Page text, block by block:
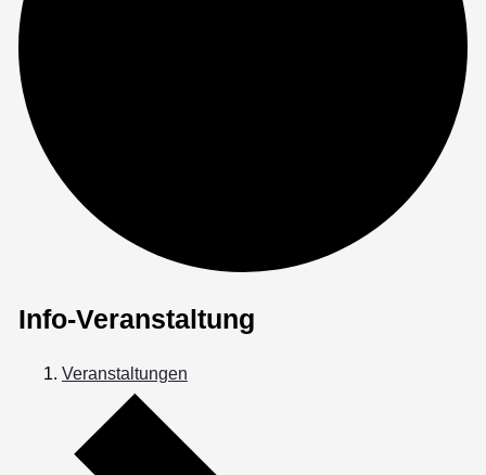
Info-Veranstaltung
Veranstaltungen